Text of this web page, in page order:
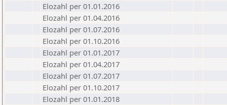
Elozahl per 01.01.2016
Elozahl per 01.04.2016
Elozahl per 01.07.2016
Elozahl per 01.10.2016
Elozahl per 01.01.2017
Elozahl per 01.04.2017
Elozahl per 01.07.2017
Elozahl per 01.10.2017
Elozahl per 01.01.2018